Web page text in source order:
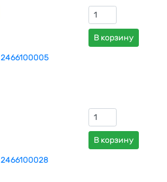
В корзину
2466100005
В корзину
2466100028